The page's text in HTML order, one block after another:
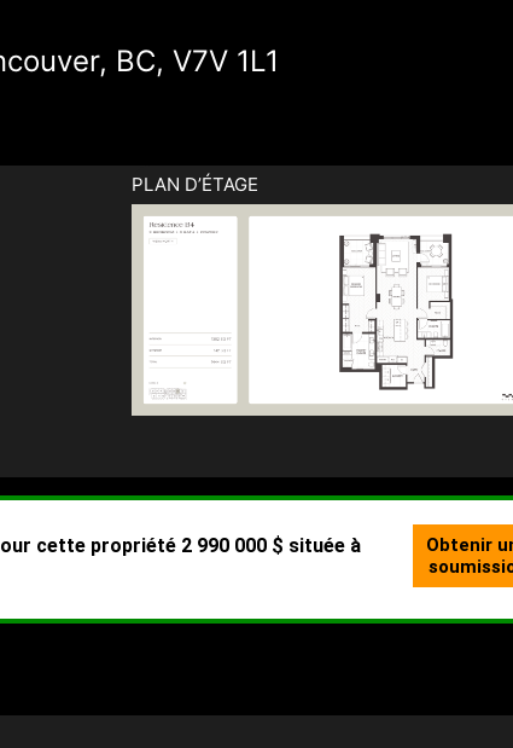
BC, V7V 1L1
PLAN D’ÉTAGE